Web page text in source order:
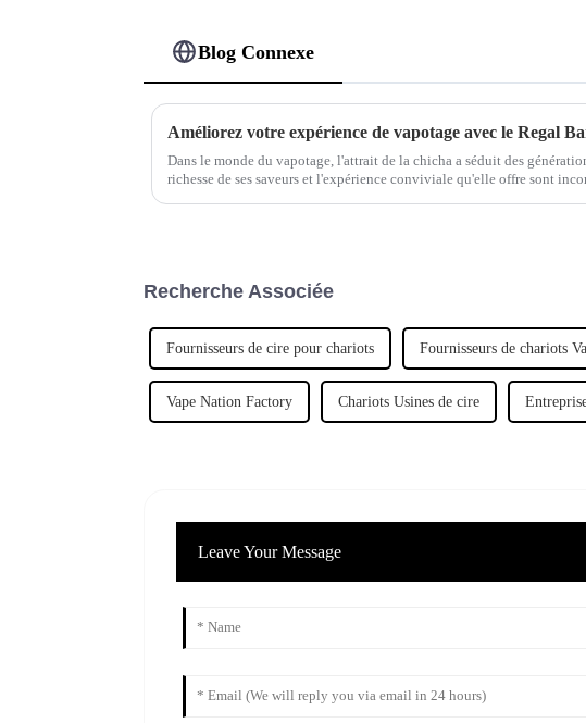
Blog Connexe
Dans le monde du vapotage, l'attrait de la chicha a séduit des
richesse de ses saveurs et l'expérience conviviale qu'elle offre sont
Recherche Associée
Fournisseurs de cire pour chariots Fournisseurs de chariots
Vape Nation Factory Chariots Usines de cire
Leave Your Message